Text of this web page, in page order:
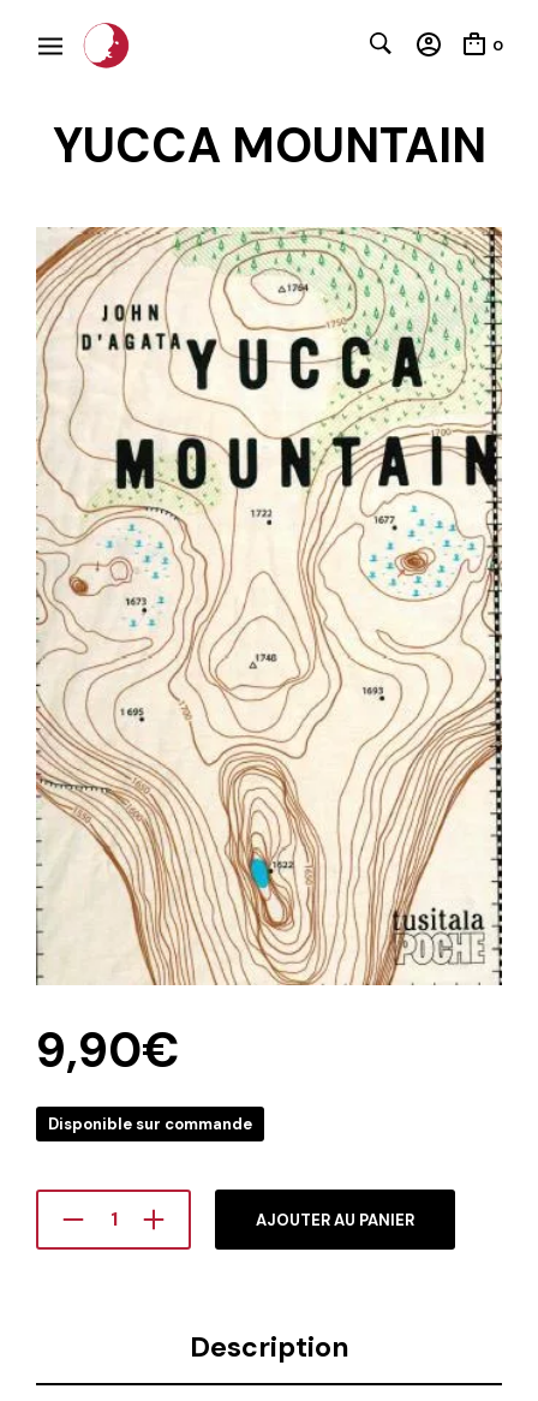
0
YUCCA MOUNTAIN
9,90€
Disponible sur commande
AJOUTER AU PANIER
Description